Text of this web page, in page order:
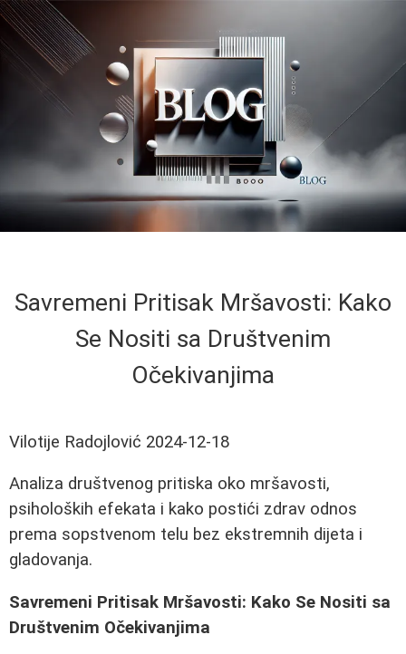
Savremeni Pritisak Mršavosti: Kako
Se Nositi sa Društvenim
Očekivanjima
Vilotije Radojlović 2024-12-18
Analiza društvenog pritiska oko mršavosti,
psiholoških efekata i kako postići zdrav odnos
prema sopstvenom telu bez ekstremnih dijeta i
gladovanja.
Savremeni Pritisak Mršavosti: Kako Se Nositi sa
Društvenim Očekivanjima